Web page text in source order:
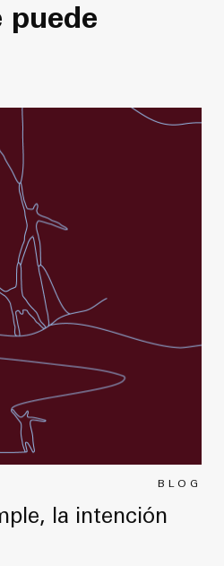
puede
BLOG
la intención